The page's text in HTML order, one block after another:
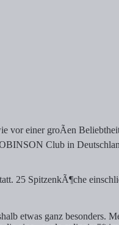
einer groÃen
Club in
25 SpitzenkÃ¶che
etwas ganz besonders.